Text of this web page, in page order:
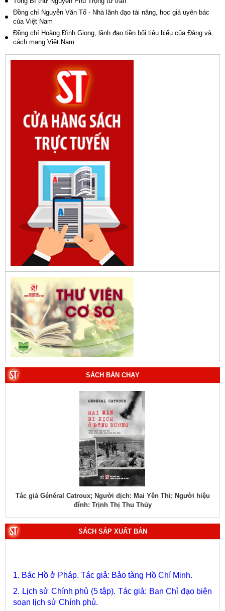
Đồng chí Nguyễn Văn Tố - Nhà lãnh đạo tài năng, học giả uyên bác
của Việt Nam
Đồng chí Hoàng Đình Giong, lãnh đạo tiền bối tiêu biểu của Đảng và
cách mạng Việt Nam
SÁCH BÁN CHẠY
Tác giả Général Catroux; Người dịch: Mai Yên Thi; Người hiệu
đính: Trịnh Thị Thu Thủy
SÁCH SẮP XUẤT BẢN
2. Lịch sử Chính phủ (5 tập). Tác giả: Ban Chỉ đạo biên
soạn lịch sử Chính phủ.
3. Việt Nam: Từ kỷ nguyên dựng nước đến kỷ nguyên